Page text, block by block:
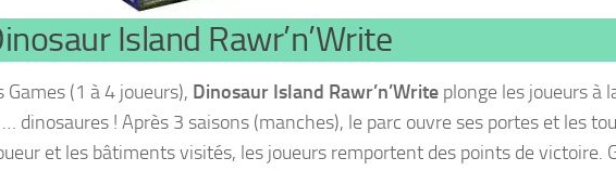
Island Rawr’n’Write
(1 à 4 joueurs), Dinosaur Island Rawr’n’Write plonge les joueurs à
dinosaures ! Après 3 saisons (manches), le parc ouvre ses portes et les
et les bâtiments visités, les joueurs remportent des points de victoire.